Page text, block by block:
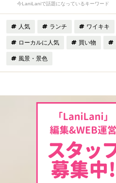
今LaniLaniで話題になっているキーワード
人気 ランチ ワイキキ
ローカルに人気 買い物
風景・景色